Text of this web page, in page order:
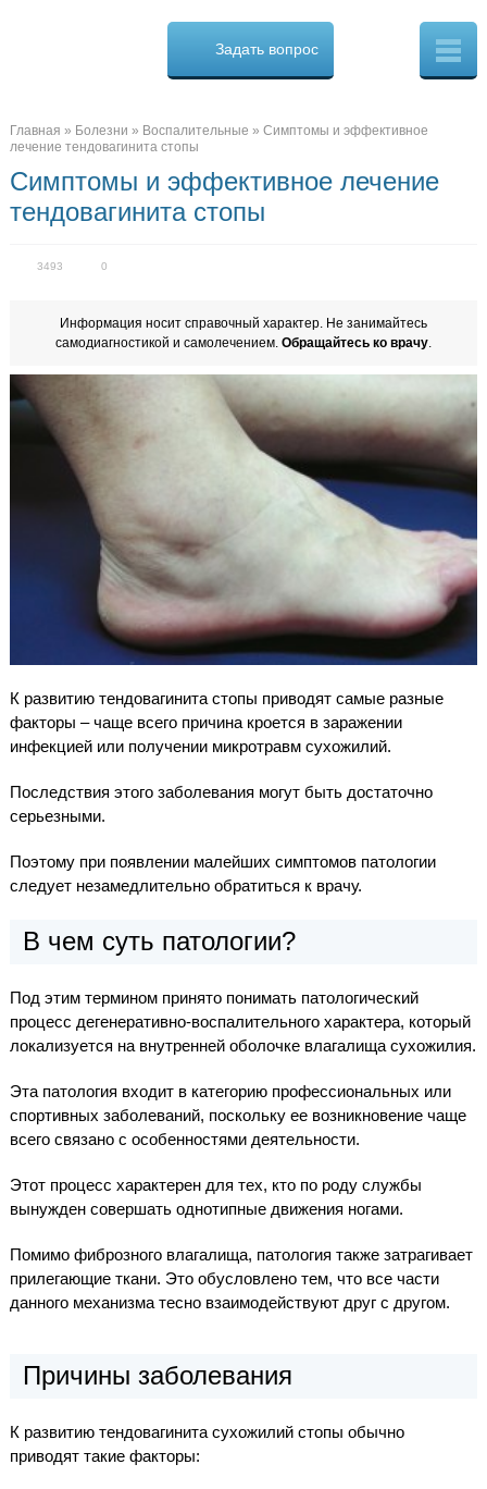
Cure.ru
в
Задать вопрос
Главная » Болезни » Воспалительные » Симптомы и эффективное
лечение тендовагинита стопы
Симптомы и эффективное лечение
тендовагинита стопы
3493 0
Информация носит справочный характер. Не занимайтесь
самодиагностикой и самолечением. Обращайтесь ко врачу.
К развитию тендовагинита стопы приводят самые разные
факторы – чаще всего причина кроется в заражении
инфекцией или получении микротравм сухожилий.
Последствия этого заболевания могут быть достаточно
серьезными.
Поэтому при появлении малейших симптомов патологии
следует незамедлительно обратиться к врачу.
В чем суть патологии?
Под этим термином принято понимать патологический
процесс дегенеративно-воспалительного характера, который
локализуется на внутренней оболочке влагалища сухожилия.
Эта патология входит в категорию профессиональных или
спортивных заболеваний, поскольку ее возникновение чаще
всего связано с особенностями деятельности.
Этот процесс характерен для тех, кто по роду службы
вынужден совершать однотипные движения ногами.
Помимо фиброзного влагалища, патология также затрагивает
прилегающие ткани. Это обусловлено тем, что все части
данного механизма тесно взаимодействуют друг с другом.
Причины заболевания
К развитию тендовагинита сухожилий стопы обычно
приводят такие факторы: